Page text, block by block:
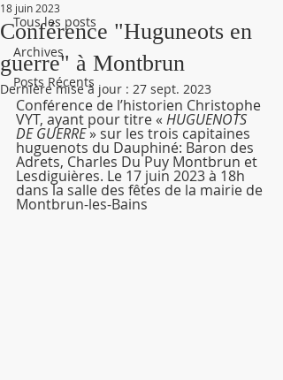
Tous les posts
Archives
Posts Récents
Conférence "Huguneots en
guerre" à Montbrun
18 juin 2023
Dernière mise à jour : 27 sept. 2023
Conférence de l’historien Christophe
VYT, ayant pour titre « HUGUENOTS
DE GUERRE » sur les trois capitaines
huguenots du Dauphiné: Baron des
Adrets, Charles Du Puy Montbrun et
Lesdiguières. Le 17 juin 2023 à 18h
dans la salle des fêtes de la mairie de
Montbrun-les-Bains